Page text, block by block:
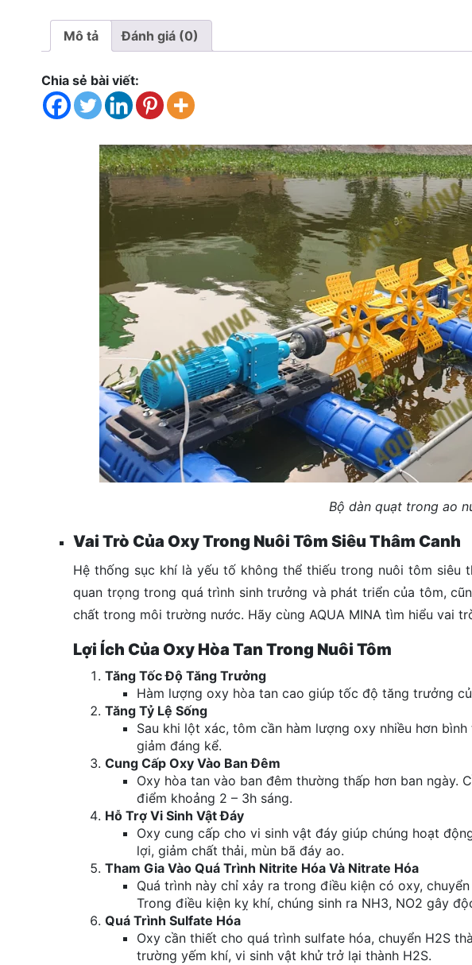
Mô tả Đánh giá (0)
Chia sẻ bài viết:
Bộ dàn quạt trong ao
Vai Trò Của Oxy Trong Nuôi Tôm Siêu Thâm Canh
Hệ thống sục khí là yếu tố không thể thiếu trong nuôi tôm siêu
quan trọng trong quá trình sinh trưởng và phát triển của tôm,
chất trong môi trường nước. Hãy cùng AQUA MINA tìm hiểu vai
Lợi Ích Của Oxy Hòa Tan Trong Nuôi Tôm
Tăng Tốc Độ Tăng Trưởng
Hàm lượng oxy hòa tan cao giúp tốc độ tăng trưởng
Tăng Tỷ Lệ Sống
Sau khi lột xác, tôm cần hàm lượng oxy nhiều hơn
giảm đáng kể.
Cung Cấp Oxy Vào Ban Đêm
Oxy hòa tan vào ban đêm thường thấp hơn ban ngày.
điểm khoảng 2 – 3h sáng.
Hỗ Trợ Vi Sinh Vật Đáy
Oxy cung cấp cho vi sinh vật đáy giúp chúng hoạt
lợi, giảm chất thải, mùn bã đáy ao.
Tham Gia Vào Quá Trình Nitrite Hóa Và Nitrate Hóa
Quá trình này chỉ xảy ra trong điều kiện có oxy,
Trong điều kiện kỵ khí, chúng sinh ra NH3, NO2 gây
Quá Trình Sulfate Hóa
Oxy cần thiết cho quá trình sulfate hóa, chuyển H2S
trường yếm khí, vi sinh vật khử trở lại thành H2S.